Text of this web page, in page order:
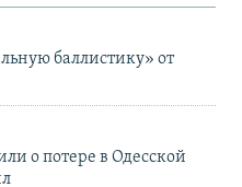
баллистику» от
о потере в Одесской